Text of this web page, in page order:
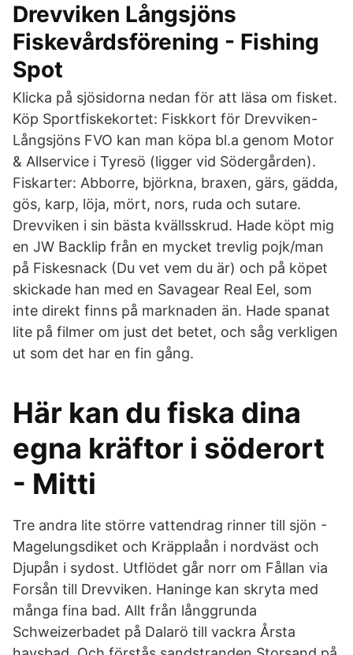
Drevviken Långsjöns
Fiskevårdsförening - Fishing
Spot
Klicka på sjösidorna nedan för att läsa om fisket.
Köp Sportfiskekortet: Fiskkort för Drevviken-
Långsjöns FVO kan man köpa bl.a genom Motor
& Allservice i Tyresö (ligger vid Södergården).
Fiskarter: Abborre, björkna, braxen, gärs, gädda,
gös, karp, löja, mört, nors, ruda och sutare.
Drevviken i sin bästa kvällsskrud. Hade köpt mig
en JW Backlip från en mycket trevlig pojk/man
på Fiskesnack (Du vet vem du är) och på köpet
skickade han med en Savagear Real Eel, som
inte direkt finns på marknaden än. Hade spanat
lite på filmer om just det betet, och såg verkligen
ut som det har en fin gång.
Här kan du fiska dina
egna kräftor i söderort
- Mitti
Tre andra lite större vattendrag rinner till sjön -
Magelungsdiket och Kräpplaån i nordväst och
Djupån i sydost. Utflödet går norr om Fållan via
Forsån till Drevviken. Haninge kan skryta med
många fina bad. Allt från långgrunda
Schweizerbadet på Dalarö till vackra Årsta